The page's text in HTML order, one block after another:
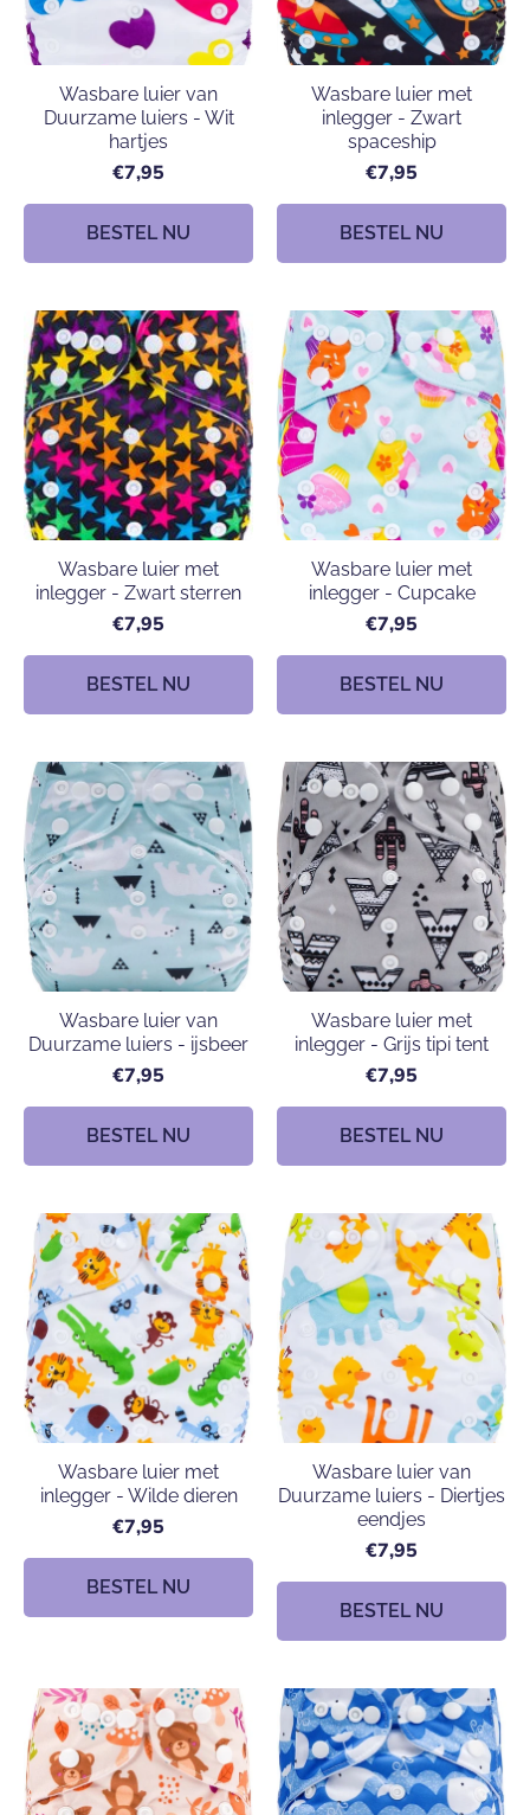
Wasbare luier van
Duurzame luiers - Wit
hartjes
€7,95
BESTEL NU
Wasbare luier met
inlegger - Zwart
spaceship
€7,95
BESTEL NU
Wasbare luier met
inlegger - Zwart sterren
€7,95
BESTEL NU
Wasbare luier met
inlegger - Cupcake
€7,95
BESTEL NU
Wasbare luier van
Duurzame luiers - ijsbeer
€7,95
BESTEL NU
Wasbare luier met
inlegger - Grijs tipi tent
€7,95
BESTEL NU
Wasbare luier met
inlegger - Wilde dieren
€7,95
BESTEL NU
Wasbare luier van
Duurzame luiers - Diertjes
eendjes
€7,95
BESTEL NU